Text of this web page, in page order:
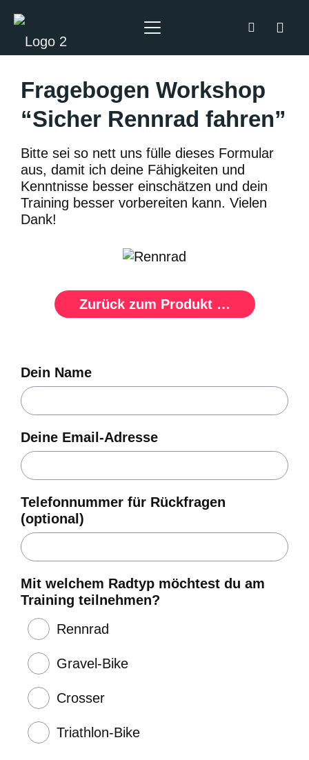
Fragebogen Workshop
“Sicher Rennrad fahren”
Bitte sei so nett uns fülle dieses Formular
aus, damit ich deine Fähigkeiten und
Kenntnisse besser einschätzen und dein
Training besser vorbereiten kann. Vielen
Dank!
Dein Name
Deine Email-Adresse
Telefonnummer für Rückfragen
(optional)
Mit welchem Radtyp möchtest du am
Training teilnehmen?
Rennrad
Gravel-Bike
Crosser
Triathlon-Bike
Zurück zum Produkt …